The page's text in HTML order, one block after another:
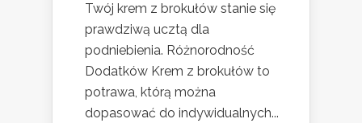
Twój krem z brokułów stanie się
prawdziwą ucztą dla
podniebienia. Różnorodność
Dodatków Krem z brokułów to
potrawa, którą można
dopasować do indywidualnych...